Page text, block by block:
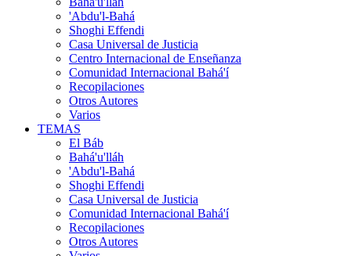
'Abdu'l-Bahá
Shoghi Effendi
Casa Universal de Justicia
Centro Internacional de Enseñanza
Comunidad Internacional Bahá'í
Recopilaciones
Otros Autores
Varios
TEMAS
El Báb
Bahá'u'lláh
'Abdu'l-Bahá
Shoghi Effendi
Casa Universal de Justicia
Comunidad Internacional Bahá'í
Recopilaciones
Otros Autores